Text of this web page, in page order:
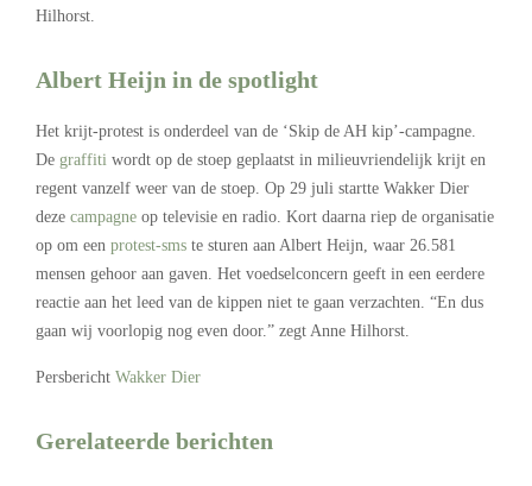
Hilhorst.
Albert Heijn in de spotlight
Het krijt-protest is onderdeel van de ‘Skip de AH kip’-campagne.
De graffiti wordt op de stoep geplaatst in milieuvriendelijk krijt en
regent vanzelf weer van de stoep. Op 29 juli startte Wakker Dier
deze campagne op televisie en radio. Kort daarna riep de organisatie
op om een protest-sms te sturen aan Albert Heijn, waar 26.581
mensen gehoor aan gaven. Het voedselconcern geeft in een eerdere
reactie aan het leed van de kippen niet te gaan verzachten. “En dus
gaan wij voorlopig nog even door.” zegt Anne Hilhorst.
Persbericht Wakker Dier
Gerelateerde berichten